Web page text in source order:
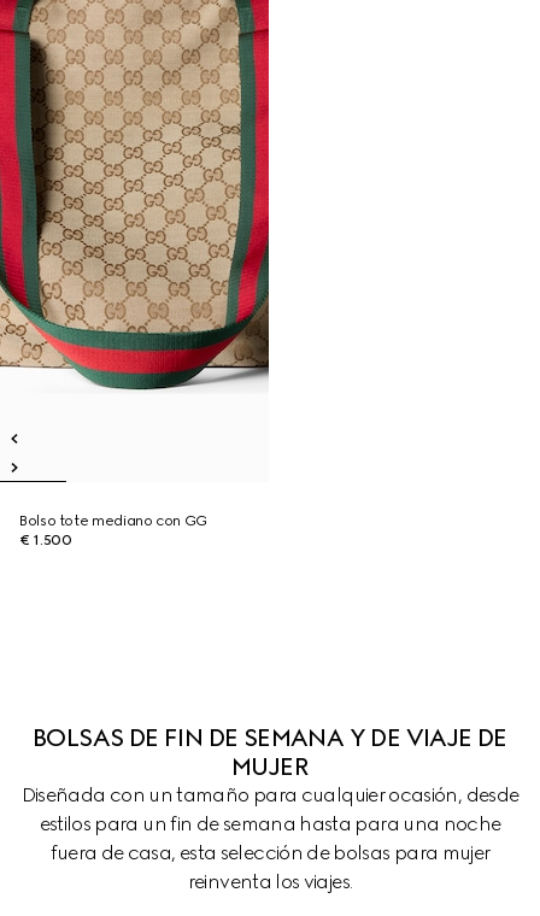
Bolso tote mediano con GG
€ 1.500
BOLSAS DE FIN DE SEMANA Y DE VIAJE DE
MUJER
Diseñada con un tamaño para cualquier ocasión, desde
estilos para un fin de semana hasta para una noche
fuera de casa, esta selección de bolsas para mujer
reinventa los viajes.